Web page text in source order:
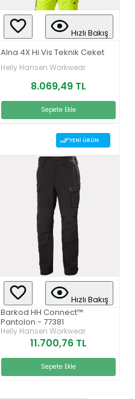
Hızlı Bakış
Alna 4X Hi Vis Teknik Ceket
Helly Hansen Workwear
8.069,49 TL
Sepete Ekle
YENI ÜRÜN
Hızlı Bakış
Barkod HH Connect™
Pantolon - 77381
Helly Hansen Workwear
11.700,76 TL
Sepete Ekle